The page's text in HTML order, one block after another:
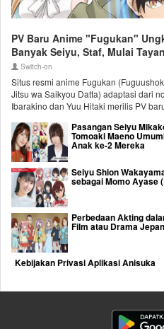
PV Baru Anime "Fugukan"
Banyak Seiyu, Staf, Mulai
Switch-on
Situs resmi anime Fugukan
Jitsu wa Saikyou Datta) adaptasi dari
Ibarakino dan Yuu Hitaki merilis PV
Pasangan Seiyu
Tomoaki Maeno
Anak ke-2 Mereka
Seiyu Shion
sebagai Momo Ayase
Perbedaan Akting
Film atau Drama
Kebijakan Privasi Aplikasi Anisuka